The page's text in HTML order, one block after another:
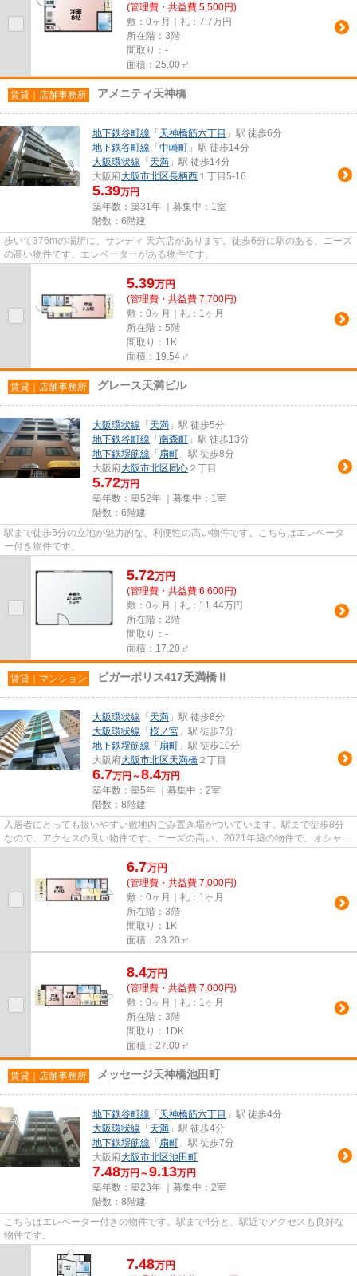
(管理費・共益費 5,500円)
敷：0ヶ月｜礼：7.7万円
所在階：3階
間取り：-
面積：25.00㎡
賃貸｜店舗事務所 アメニティ天神橋
地下鉄谷町線 「 天神橋筋六丁目 」駅 徒歩6分
地下鉄谷町線 「 中崎町 」駅 徒歩14分
大阪環状線 「 天満 」駅 徒歩14分
大阪府大阪市北区長柄西 １丁目5-16
5.39万円
築年数：築31年 ｜募集中： 1室
階数：6階建
歩いて376mの場所に、サンディ 天六店があります。徒歩6分に駅のある、ニーズ
の高い物件です。エレベーターがある物件です。
5.39万円
(管理費・共益費 7,700円)
敷：0ヶ月｜礼：1ヶ月
所在階：5階
間取り：1K
面積：19.54㎡
賃貸｜店舗事務所 グレース天満ビル
大阪環状線 「 天満 」駅 徒歩5分
地下鉄谷町線 「 南森町 」駅 徒歩13分
地下鉄堺筋線 「 扇町 」駅 徒歩8分
大阪府大阪市北区 同心 ２丁目
5.72万円
築年数：築52年 ｜募集中： 1室
階数：6階建
駅まで徒歩5分の立地が魅力的な、利便性の高い物件です。こちらはエレベータ
ー付き物件です。
5.72万円
(管理費・共益費 6,600円)
敷：0ヶ月｜礼：11.44万円
所在階：2階
間取り：-
面積：17.20㎡
賃貸｜マンション ビガーポリス417天満橋Ⅱ
大阪環状線 「 天満 」駅 徒歩8分
大阪環状線 「 桜ノ宮 」駅 徒歩7分
地下鉄堺筋線 「 扇町 」駅 徒歩10分
大阪府大阪市北区天満橋 ２丁目
6.7万円～8.4万円
築年数：築5年 ｜募集中： 2室
階数：8階建
入居者にとっても扱いやすい敷地内ごみ置き場がついています。駅まで徒歩8分
なので、アクセスの良い物件です。ニーズの高い、2021年築の物件で、オシャレ
6.7万円
(管理費・共益費 7,000円)
敷：0ヶ月｜礼：1ヶ月
所在階：3階
間取り：1K
面積：23.20㎡
8.4万円
(管理費・共益費 7,000円)
敷：0ヶ月｜礼：1ヶ月
所在階：3階
間取り：1DK
面積：27.00㎡
賃貸｜店舗事務所 メッセージ天神橋池田町
地下鉄谷町線 「 天神橋筋六丁目 」駅 徒歩4分
大阪環状線 「 天満 」駅 徒歩4分
地下鉄堺筋線 「 扇町 」駅 徒歩7分
大阪府大阪市北区池田町
7.48万円～9.13万円
築年数：築23年 ｜募集中： 2室
階数：8階建
こちらはエレベーター付きの物件です。駅まで4分と、駅近でアクセスも良好な
物件です。
7.48万円